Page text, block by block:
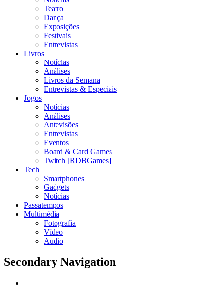
Teatro
Dança
Exposições
Festivais
Entrevistas
Livros
Notícias
Análises
Livros da Semana
Entrevistas & Especiais
Jogos
Notícias
Análises
Antevisões
Entrevistas
Eventos
Board & Card Games
Twitch [RDBGames]
Tech
Smartphones
Gadgets
Notícias
Passatempos
Multimédia
Fotografia
Vídeo
Audio
Secondary Navigation